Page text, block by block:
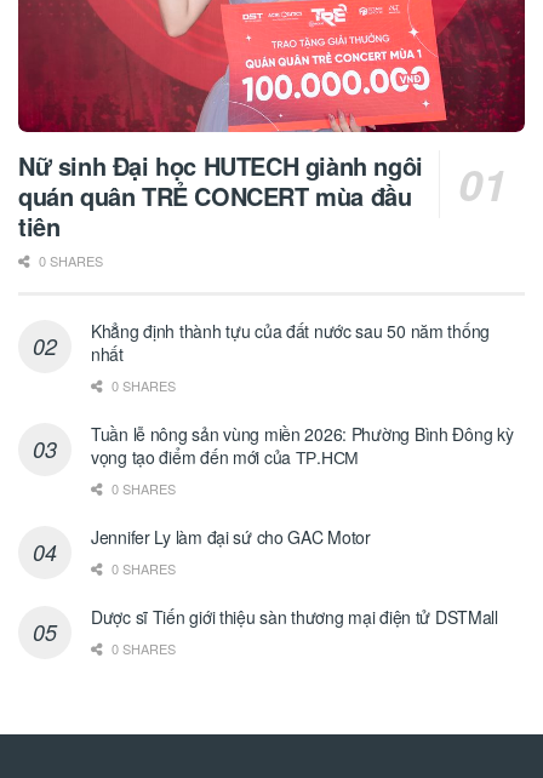
Nữ sinh Đại học HUTECH giành ngôi
quán quân TRẺ CONCERT mùa đầu
tiên
0 SHARES
Khẳng định thành tựu của đất nước sau 50 năm thống
nhất
0 SHARES
Tuần lễ nông sản vùng miền 2026: Phường Bình Đông kỳ
vọng tạo điểm đến mới của ТР.НСМ
0 SHARES
Jennifer Ly làm đại sứ cho GAC Motor
0 SHARES
Dược sĩ Tiến giới thiệu sàn thương mại điện tử DSTMall
0 SHARES